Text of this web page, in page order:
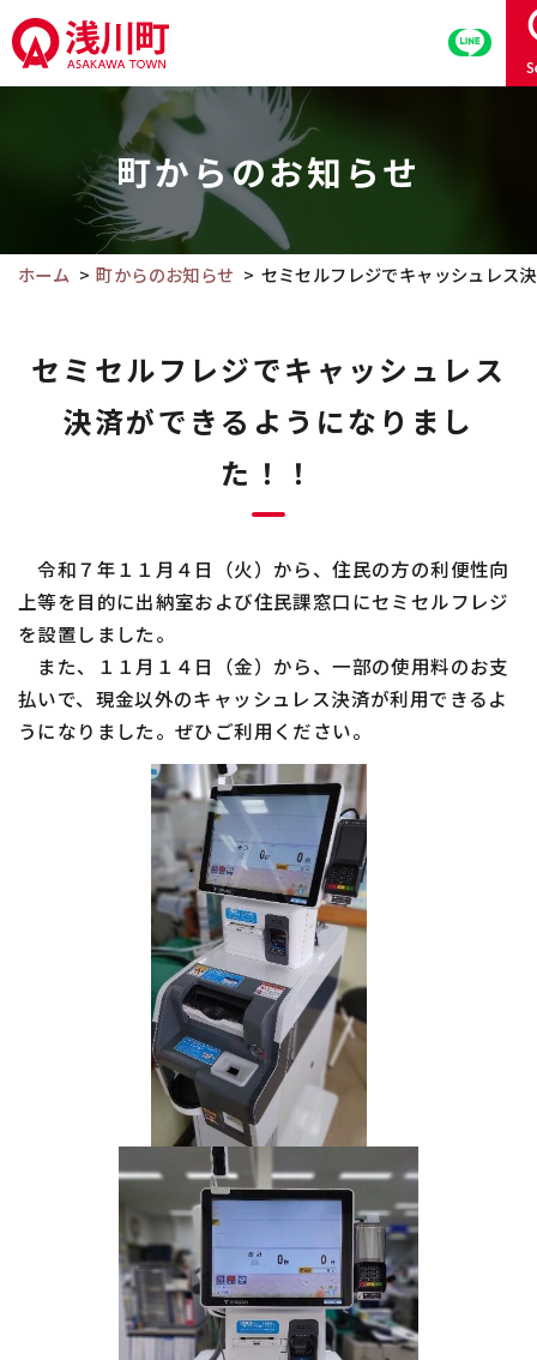
の
ペ
へ
文
町からのお知らせ
ホーム 町からのお知らせ セミセルフレジでキャッシュレス
セミセルフレジでキャッシュレス
決済ができるようになりまし
た！！
令和７年１１月４日（火）から、住民の方の利便性向
上等を目的に出納室および住民課窓口にセミセルフレジ
を設置しました。
また、１１月１４日（金）から、一部の使用料のお支
払いで、現金以外のキャッシュレス決済が利用できるよ
うになりました。ぜひご利用ください。